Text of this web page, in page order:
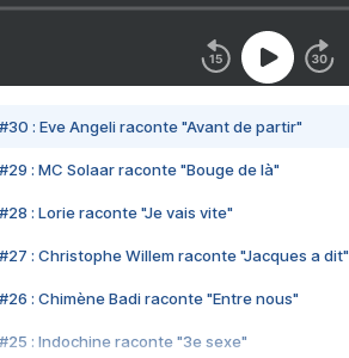
#30 : Eve Angeli raconte "Avant de partir"
#29 : MC Solaar raconte "Bouge de là"
#28 : Lorie raconte "Je vais vite"
#27 : Christophe Willem raconte "Jacques a dit"
#26 : Chimène Badi raconte "Entre nous"
#25 : Indochine raconte "3e sexe"